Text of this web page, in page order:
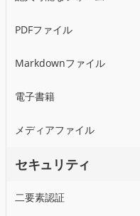
PDFファイル
Markdownファイル
電子書籍
メディアファイル
セキュリティ
二要素認証